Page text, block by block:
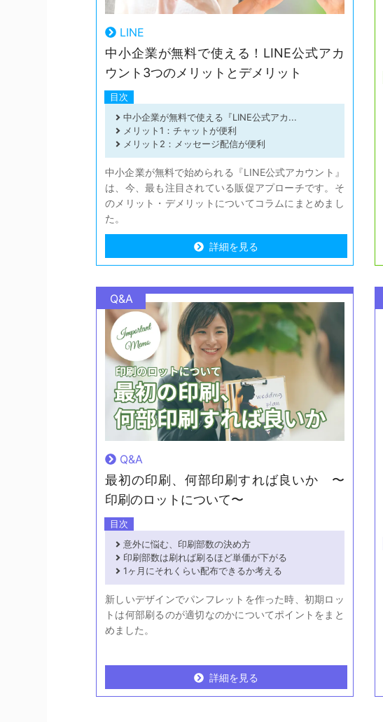
LINE
中小企業が無料で使える！LINE公式アカ
ウント3つのメリットとデメリット
目次
中小企業が無料で使える『LINE公式アカ...
メリット1：チャットが便利
メリット2：メッセージ配信が便利
中小企業が無料で始められる『LINE公式アカウント』
は、今、最も注目されている販促アプローチです。そ
のメリット・デメリットについてコラムにまとめまし
た。
詳細を見る
Q&A
Q&A
最初の印刷、何部印刷すれば良いか 〜
印刷のロットについて〜
目次
意外に悩む、印刷部数の決め方
印刷部数は刷れば刷るほど単価が下がる
1ヶ月にそれくらい配布できるか考える
新しいデザインでパンフレットを作った時、初期ロッ
トは何部刷るのが適切なのかについてポイントをまと
めました。
詳細を見る